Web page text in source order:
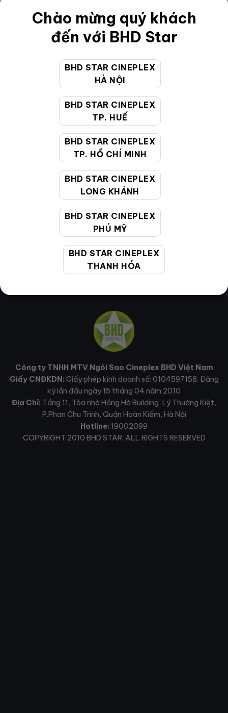
Chào mừng quý khách
đến với BHD Star
BHD STAR CINEPLEX
HÀ NỘI
BHD STAR CINEPLEX
TP. HUẾ
BHD STAR CINEPLEX
TP. HỒ CHÍ MINH
BHD STAR CINEPLEX
LONG KHÁNH
BHD STAR CINEPLEX
PHÚ MỸ
BHD STAR CINEPLEX
THANH HÓA
Điều khoản
Hướng dẫn đặt vé trực tuyến
Chính sách bảo vệ thông tin cá nhân của người tiêu
CHĂM SÓC KHÁCH HÀNG
19002099
gồm cả Lễ, Tết)
cskh@bhdstar.vn
MẠNG XÃ HỘI
Công ty TNHH MTV Ngôi Sao Cineplex BHD Việt Nam
Giấy CNĐKDN: Giấy phép kinh doanh số: 0104597158. Đăng
ký lần đầu ngày 15 tháng 04 năm 2010
Địa Chỉ: Tầng 11, Tòa nhà Hồng Hà Building, Lý Thường Kiệt,
P.Phan Chu Trinh, Quận Hoàn Kiếm, Hà Nội
Hotline: 19002099
COPYRIGHT 2010 BHD STAR. ALL RIGHTS RESERVED